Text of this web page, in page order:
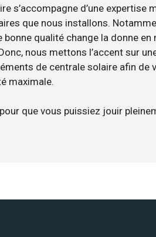
s’accompagne d’une expertise
que nous installons.
qualité change la donne en
nous mettons l’accent sur
de centrale solaire afin de
maximale.
que vous puissiez jouir